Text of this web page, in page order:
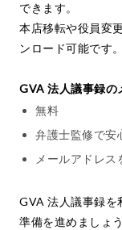
できます。
本店移転や役員変
ンロード可能です。
GVA 法人議事録の
無料
弁護士監修で安
メールアドレ
GVA 法人議事録を
準備を進めましょう